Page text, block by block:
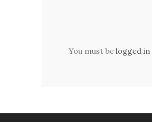
You must be logged in